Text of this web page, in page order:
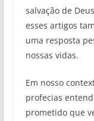
salvação de
esses artigos
uma resposta
nossas vidas.
Em nosso
profecias
prometido que